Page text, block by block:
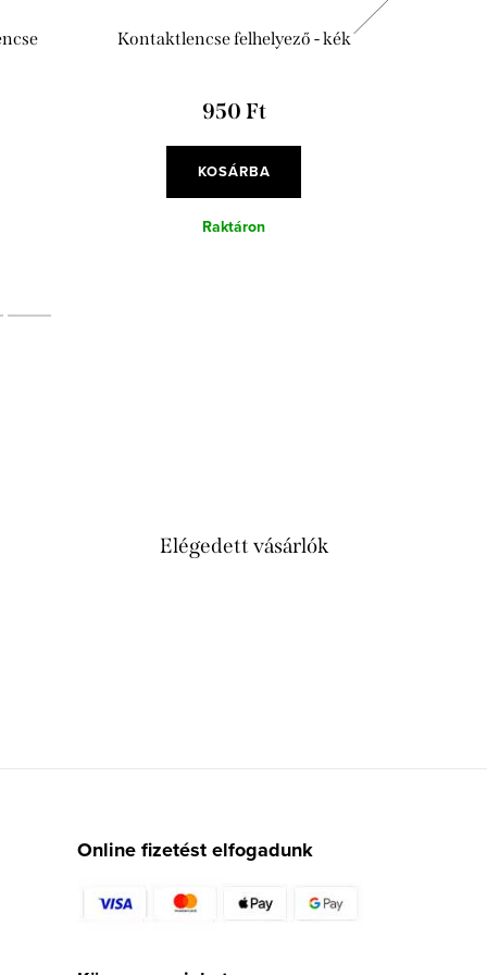
Kontaktlencse felhelyező - kék
950 Ft
KOSÁRBA
Raktáron
Elégedett vásárlók
Online fizetést elfogadunk